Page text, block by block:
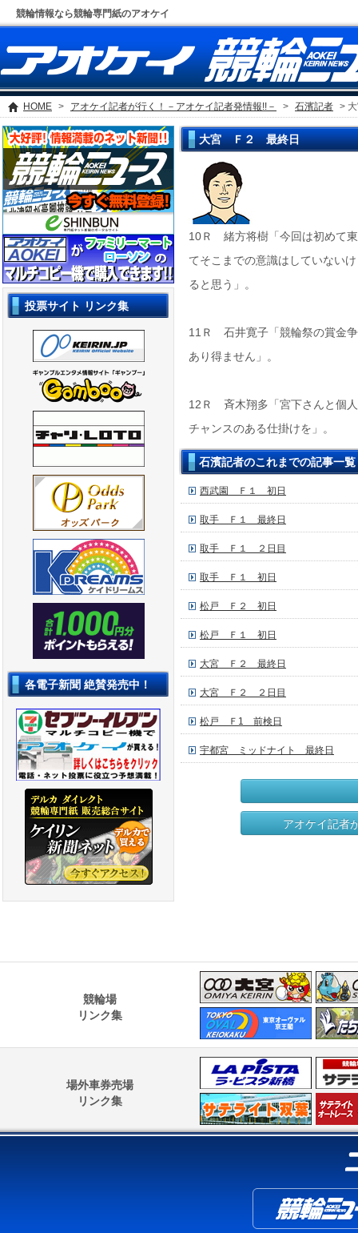
競輪情報なら競輪専門紙のアオケイ
HOME > アオケイ記者が行く！－アオケイ記者発情報!!－ > 石濱記者 >
投票サイト リンク集
各電子新聞 絶賛発売中！
大宮 Ｆ２ 最終日
10Ｒ 緒方将樹「今回は初めて
てそこまでの意識はしていない
ると思う」。
11Ｒ 石井寛子「競輪祭の賞金
あり得ません」。
12Ｒ 斉木翔多「宮下さんと個
チャンスのある仕掛けを」。
石濱記者のこれまでの記事一覧
西武園 Ｆ１ 初日
取手 Ｆ１ 最終日
取手 Ｆ１ ２日目
取手 Ｆ１ 初日
松戸 Ｆ２ 初日
松戸 Ｆ１ 初日
大宮 Ｆ２ 最終日
大宮 Ｆ２ ２日目
松戸 Ｆ1 前検日
宇都宮 ミッドナイト 最終日
アオケイ記者
競輪場
リンク集
場外車券売場
リンク集